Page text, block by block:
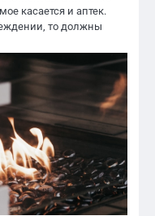
касается и аптек.
то должны